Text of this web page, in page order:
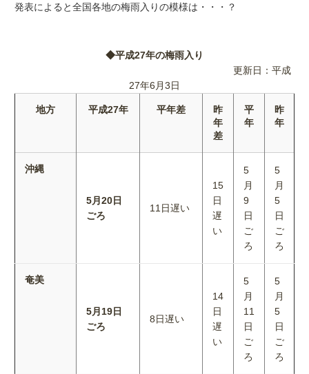
発表によると全国各地の梅雨入りの模様は・・・？
◆平成27年の梅雨入り
更新日：平成
27年6月3日
地方 平成27年 平年差
昨
年
差
平
年
昨
年
沖縄
5月20日
ごろ
11日遅い
15
日
遅
い
5
月
9
日
ご
ろ
5
月
5
日
ご
ろ
奄美
5月19日
ごろ
8日遅い
14
日
遅
い
5
月
11
日
ご
ろ
5
月
5
日
ご
ろ